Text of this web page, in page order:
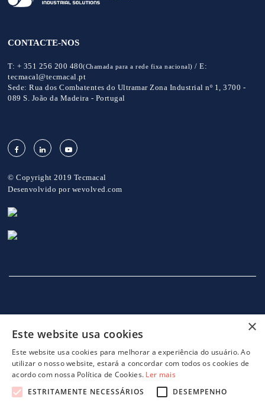
CONTACTE-NOS
T: + 351 256 200 480(Chamada para a rede fixa nacional) /E:
tecmacal@tecmacal.pt
Sede: Rua dos Combatentes do Ultramar Zona Industrial nº 1, 3700 -
089 S. João da Madeira - Portugal
© Copyright 2019 Tecmacal
Desenvolvido por wevolved.com
INÍCIO EMPRESA SERVIÇOS ×
Este website usa cookies
Este website usa cookies para melhorar a experiência do usuário. Ao
utilizar o nosso website, estará a concordar com todos os cookies de
acordo com nossa Política de Cookies. Ler mais
ESTRITAMENTE NECESSÁRIOS
DESEMPENHO